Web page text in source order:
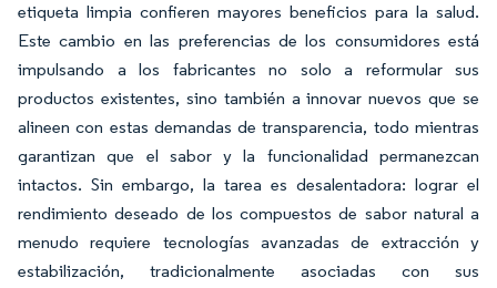
etiqueta limpia confieren mayores beneficios para la salud.
Este cambio en las preferencias de los consumidores está
impulsando a los fabricantes no solo a reformular sus
productos existentes, sino también a innovar nuevos que se
alineen con estas demandas de transparencia, todo mientras
garantizan que el sabor y la funcionalidad permanezcan
intactos. Sin embargo, la tarea es desalentadora: lograr el
rendimiento deseado de los compuestos de sabor natural a
menudo requiere tecnologías avanzadas de extracción y
estabilización, tradicionalmente asociadas con sus